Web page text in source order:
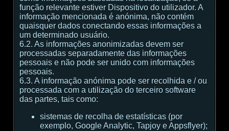
função relevante estiver Dispositivo do utilizador. A
informação mencionada é anónima, não contém
quaisquer dados conectando essas informações a
um determinado usuário.
6.2. As informações anonimizadas devem ser
processadas separadamente das informações
pessoais e não pode ser unido com informações
pessoais.
6.3. A informação anónima pode ser recolhida e / ou
processada com a utilização do terceiro software
das partes, tais como:
sistemas de recolha de estatísticas (por
exemplo, Google Analytic, Tapjoy e Appsflyer);